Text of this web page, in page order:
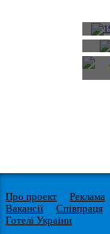
Про проект Реклама
Вакансії
Співпраця
Готелі України